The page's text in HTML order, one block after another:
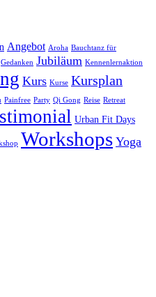
Angebot Aroha Bauchtanz für
Gedanken Jubiläum Kennenlernaktion
Kurs Kurse Kursplan
Painfree Party Qi Gong Reise Retreat
Urban Fit Days
Workshops Yoga